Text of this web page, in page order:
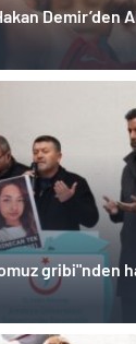
Demir’den
gribi"nden